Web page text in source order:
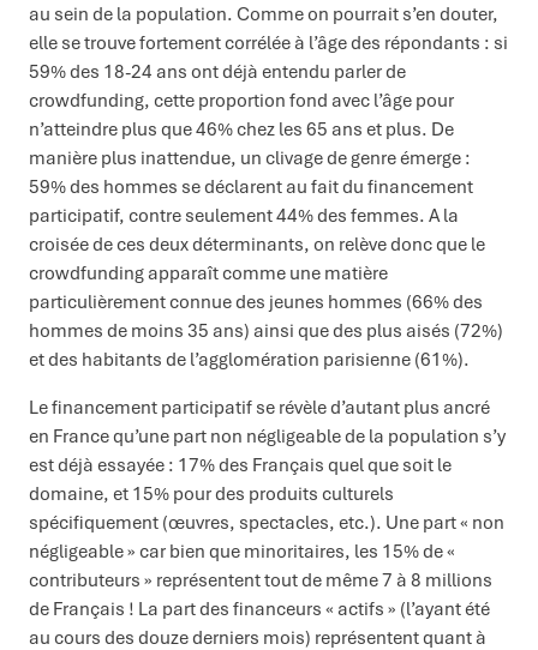
au sein de la population. Comme on pourrait s’en douter,
elle se trouve fortement corrélée à l’âge des répondants : si
59% des 18-24 ans ont déjà entendu parler de
crowdfunding, cette proportion fond avec l’âge pour
n’atteindre plus que 46% chez les 65 ans et plus. De
manière plus inattendue, un clivage de genre émerge :
59% des hommes se déclarent au fait du financement
participatif, contre seulement 44% des femmes. A la
croisée de ces deux déterminants, on relève donc que le
crowdfunding apparaît comme une matière
particulièrement connue des jeunes hommes (66% des
hommes de moins 35 ans) ainsi que des plus aisés (72%)
et des habitants de l’agglomération parisienne (61%).
Le financement participatif se révèle d’autant plus ancré
en France qu’une part non négligeable de la population s’y
est déjà essayée : 17% des Français quel que soit le
domaine, et 15% pour des produits culturels
spécifiquement (œuvres, spectacles, etc.). Une part « non
négligeable » car bien que minoritaires, les 15% de «
contributeurs » représentent tout de même 7 à 8 millions
de Français ! La part des financeurs « actifs » (l’ayant été
au cours des douze derniers mois) représentent quant à